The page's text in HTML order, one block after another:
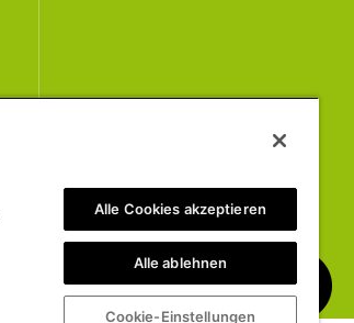
Alle Cookies akzeptieren
Alle ablehnen
Cookie-Einstellungen